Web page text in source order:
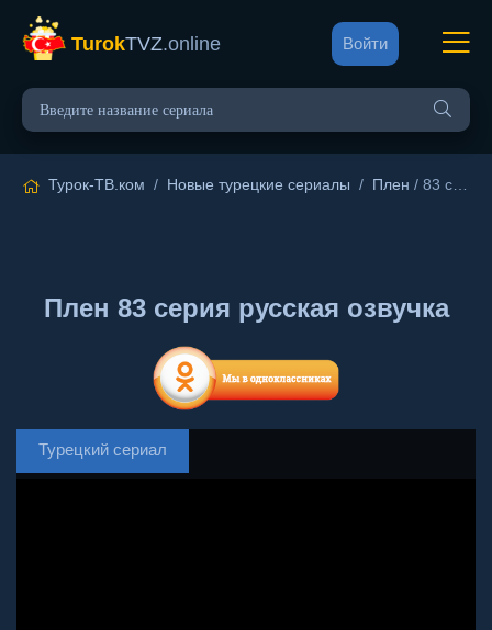
TurokTVZ.online Войти
Турок-ТВ.ком / Новые турецкие сериалы / Плен / 83 серия русская озвучка
Плен 83 серия русская озвучка
Турецкий сериал